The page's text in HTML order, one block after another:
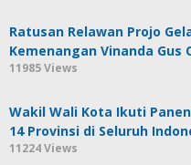
Ratusan Relawan Projo
Kemenangan Vinanda Gus
11985 Views
Wakil Wali Kota Ikuti
14 Provinsi di Seluruh
11224 Views